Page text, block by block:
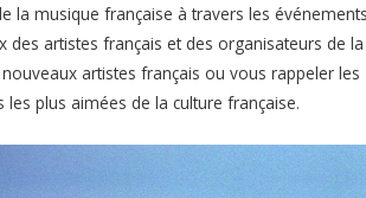
la musique française à travers les événements
artistes français et des organisateurs de la
artistes français ou vous rappeler les
plus aimées de la culture française.